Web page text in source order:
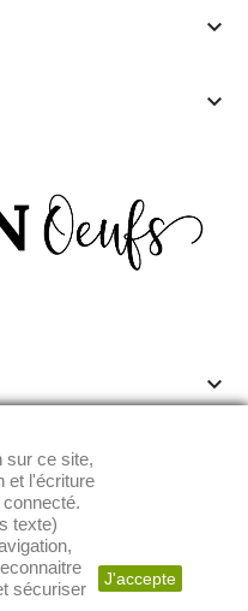
keyboard_arrow_down
keyboard_arrow_down
sur ce site,
et l'écriture
texte)
sécuriser
J'accepte
keyboard_arrow_down